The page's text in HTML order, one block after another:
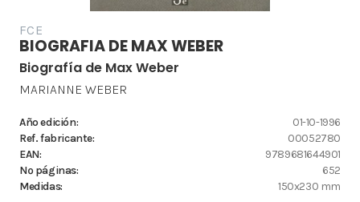
FCE
BIOGRAFIA DE MAX WEBER
Biografía de Max Weber
MARIANNE WEBER
Año edición:
01-10-1996
Ref. fabricante:
00052780
EAN:
9789681644901
Nº páginas:
652
Medidas:
150x230 mm